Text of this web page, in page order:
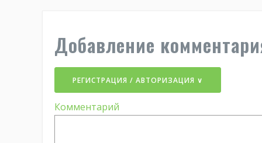
Добавление
РЕГИСТРАЦИЯ / АВТОРИЗАЦИЯ ∨
Комментарий